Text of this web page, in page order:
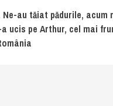
Ne-au tăiat pădurile, acum
ucis pe Arthur, cel mai